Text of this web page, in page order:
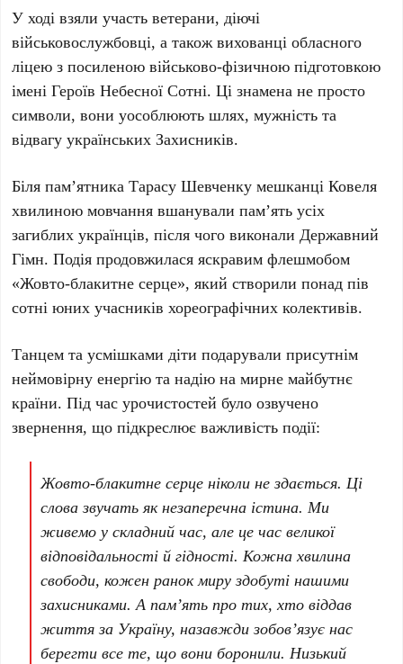
У ході взяли участь ветерани, діючі
військовослужбовці, а також вихованці обласного
ліцею з посиленою військово-фізичною підготовкою
імені Героїв Небесної Сотні. Ці знамена не просто
символи, вони уособлюють шлях, мужність та
відвагу українських Захисників.
Біля пам’ятника Тарасу Шевченку мешканці Ковеля
хвилиною мовчання вшанували пам’ять усіх
загиблих українців, після чого виконали Державний
Гімн. Подія продовжилася яскравим флешмобом
«Жовто-блакитне серце», який створили понад пів
сотні юних учасників хореографічних колективів.
Танцем та усмішками діти подарували присутнім
неймовірну енергію та надію на мирне майбутнє
країни. Під час урочистостей було озвучено
звернення, що підкреслює важливість події:
Жовто-блакитне серце ніколи не здається. Ці
слова звучать як незаперечна істина. Ми
живемо у складний час, але це час великої
відповідальності й гідності. Кожна хвилина
свободи, кожен ранок миру здобуті нашими
захисниками. А пам’ять про тих, хто віддав
життя за Україну, назавжди зобов’язує нас
берегти все те, що вони боронили. Низький